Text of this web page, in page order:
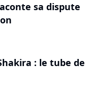
sa dispute
: le tube de